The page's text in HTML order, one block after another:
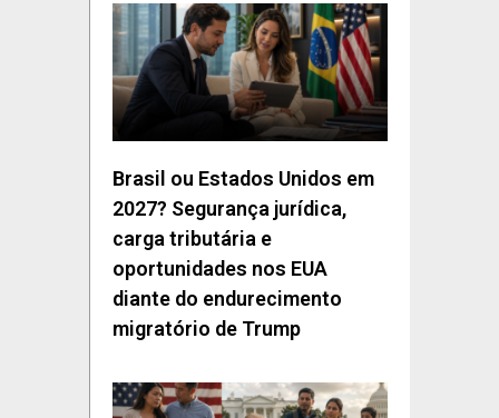
Brasil ou Estados Unidos em
2027? Segurança jurídica,
carga tributária e
oportunidades nos EUA
diante do endurecimento
migratório de Trump